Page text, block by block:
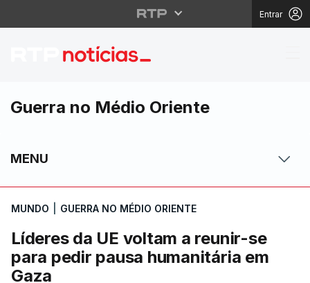
Entrar
Líderes da UE voltam
Guerra no Médio Oriente
MENU
MUNDO GUERRA NO MÉDIO ORIENTE
Líderes da UE voltam a reunir-se
para pedir pausa humanitária em
Gaza